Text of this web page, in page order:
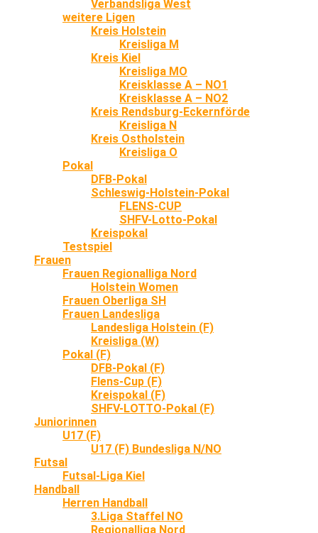
Verbandsliga West
weitere Ligen
Kreis Holstein
Kreisliga M
Kreis Kiel
Kreisliga MO
Kreisklasse A – NO1
Kreisklasse A – NO2
Kreis Rendsburg-Eckernförde
Kreisliga N
Kreis Ostholstein
Kreisliga O
Pokal
DFB-Pokal
Schleswig-Holstein-Pokal
FLENS-CUP
SHFV-Lotto-Pokal
Kreispokal
Testspiel
Frauen
Frauen Regionalliga Nord
Holstein Women
Frauen Oberliga SH
Frauen Landesliga
Landesliga Holstein (F)
Kreisliga (W)
Pokal (F)
DFB-Pokal (F)
Flens-Cup (F)
Kreispokal (F)
SHFV-LOTTO-Pokal (F)
Juniorinnen
U17 (F)
U17 (F) Bundesliga N/NO
Futsal
Futsal-Liga Kiel
Handball
Herren Handball
3.Liga Staffel NO
Regionalliga Nord